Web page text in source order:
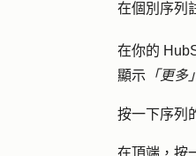
在個別序列
在你的
顯示 「更多」
按一下序列
在頂端，按